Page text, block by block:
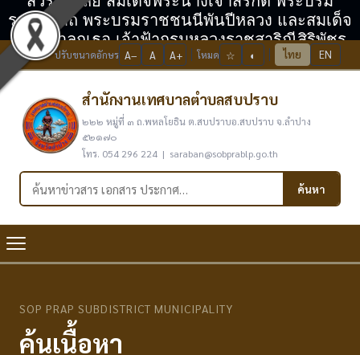
ราชินีนาถ พระบรมราชชนนีพันปีหลวง และสมเด็จ
พระเจ้าลูกเธอ เจ้าฟ้ากรมหลวงราชสาริณีสิริพัชร
มหาวัชรราชธิดา
ปรับขนาดอักษร A− A A+ โหมด ☆ ◐ ไทย EN
สำนักงานเทศบาลตำบลสบปราบ
๒๒๒ หมู่ที่ ๓ ถ.พหลโยธิน ต.สบปราบอ.สบปราบ จ.ลำปาง
๕๒๑๗๐
โทร. 054 296 224 | saraban@sobprablp.go.th
ค้นหาในเว็บไซต์ ค้นหา
SOP PRAP SUBDISTRICT MUNICIPALITY
ค้นเนื้อหา